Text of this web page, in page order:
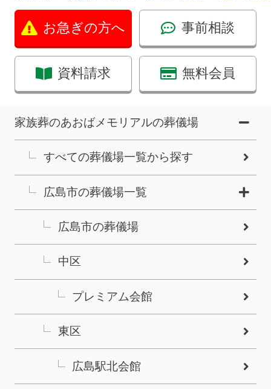
お急ぎの方へ 事前相談
資料請求 無料会員
家族葬のあおばメモリアルの葬儀場
すべての葬儀場一覧から探す
広島市の葬儀場一覧
広島市の葬儀場
中区
プレミアム会館
東区
広島駅北会館